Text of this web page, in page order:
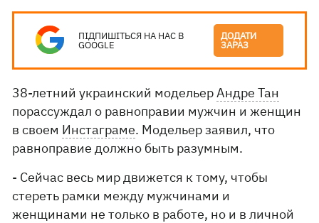
ПІДПИШІТЬСЯ НА НАС В
GOOGLE
ДОДАТИ
ЗАРАЗ
38-летний украинский модельерАндре Тан
порассуждал о равноправии мужчин и женщин
в своем Инстаграме. Модельер заявил, что
равноправие должно быть разумным.
- Сейчас весь мир движется к тому, чтобы
стереть рамки между мужчинами и
женщинами не только в работе, но и в личной